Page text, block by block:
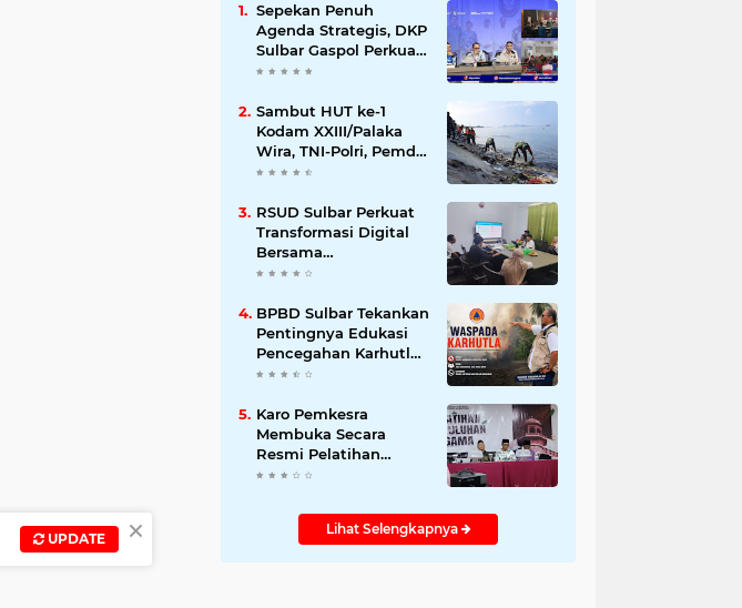
Sepekan Penuh
Agenda Strategis, DKP
Sulbar Gaspol Perkuat
Pembangunan Sektor
Perikanan
Sambut HUT ke-1
Kodam XXIII/Palaka
Wira, TNI-Polri, Pemda
dan Warga Gempur
Bahari
RSUD Sulbar Perkuat
Transformasi Digital
Bersama
DiskominfoSS
BPBD Sulbar Tekankan
Pentingnya Edukasi
Pencegahan Karhutla
kepada Masyarakat
Karo Pemkesra
Membuka Secara
Resmi Pelatihan
Penyuluhan Agama di
Lihat Selengkapnya
×
UPDATE